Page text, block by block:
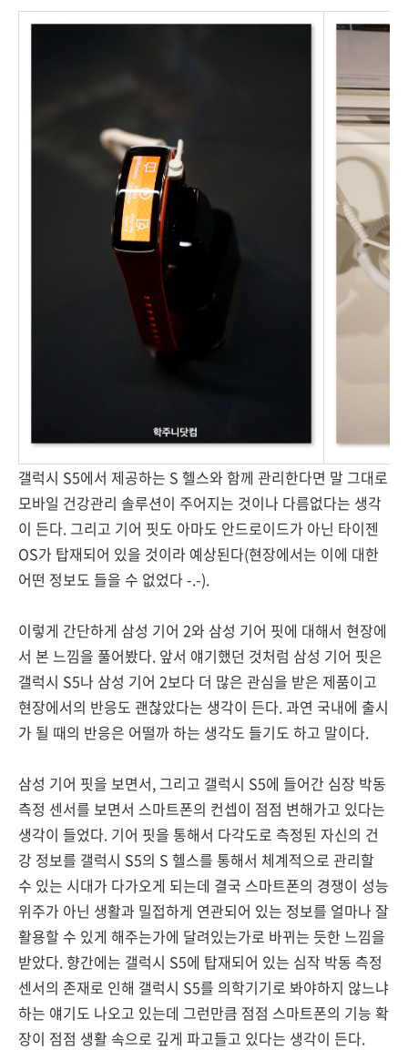
갤럭시 S5에서 제공하는 S 헬스와 함께 관리한다면 말 그대로
모바일 건강관리 솔루션이 주어지는 것이나 다름없다는 생각
이 든다. 그리고 기어 핏도 아마도 안드로이드가 아닌 타이젠
OS가 탑재되어 있을 것이라 예상된다(현장에서는 이에 대한
어떤 정보도 들을 수 없었다 -.-).
이렇게 간단하게 삼성 기어 2와 삼성 기어 핏에 대해서 현장에
서 본 느낌을 풀어봤다. 앞서 얘기했던 것처럼 삼성 기어 핏은
갤럭시 S5나 삼성 기어 2보다 더 많은 관심을 받은 제품이고
현장에서의 반응도 괜찮았다는 생각이 든다. 과연 국내에 출시
가 될 때의 반응은 어떨까 하는 생각도 들기도 하고 말이다.
삼성 기어 핏을 보면서, 그리고 갤럭시 S5에 들어간 심장 박동
측정 센서를 보면서 스마트폰의 컨셉이 점점 변해가고 있다는
생각이 들었다. 기어 핏을 통해서 다각도로 측정된 자신의 건
강 정보를 갤럭시 S5의 S 헬스를 통해서 체계적으로 관리할
수 있는 시대가 다가오게 되는데 결국 스마트폰의 경쟁이 성능
위주가 아닌 생활과 밀접하게 연관되어 있는 정보를 얼마나 잘
활용할 수 있게 해주는가에 달려있는가로 바뀌는 듯한 느낌을
받았다. 향간에는 갤럭시 S5에 탑재되어 있는 심작 박동 측정
센서의 존재로 인해 갤럭시 S5를 의학기기로 봐야하지 않느냐
하는 얘기도 나오고 있는데 그런만큼 점점 스마트폰의 기능 확
장이 점점 생활 속으로 깊게 파고들고 있다는 생각이 든다.